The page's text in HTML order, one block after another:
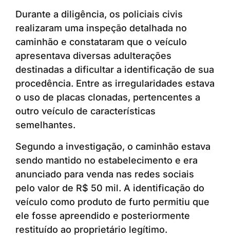
Durante a diligência, os policiais civis
realizaram uma inspeção detalhada no
caminhão e constataram que o veículo
apresentava diversas adulterações
destinadas a dificultar a identificação de sua
procedência. Entre as irregularidades estava
o uso de placas clonadas, pertencentes a
outro veículo de características
semelhantes.
Segundo a investigação, o caminhão estava
sendo mantido no estabelecimento e era
anunciado para venda nas redes sociais
pelo valor de R$ 50 mil. A identificação do
veículo como produto de furto permitiu que
ele fosse apreendido e posteriormente
restituído ao proprietário legítimo.